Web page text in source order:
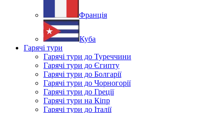
Франція
Куба
Гарячі тури
Гарячі тури до Туреччини
Гарячі тури до Єгипту
Гарячі тури до Болгарії
Гарячі тури до Чорногорії
Гарячі тури до Греції
Гарячі тури на Кіпр
Гарячі тури до Італії